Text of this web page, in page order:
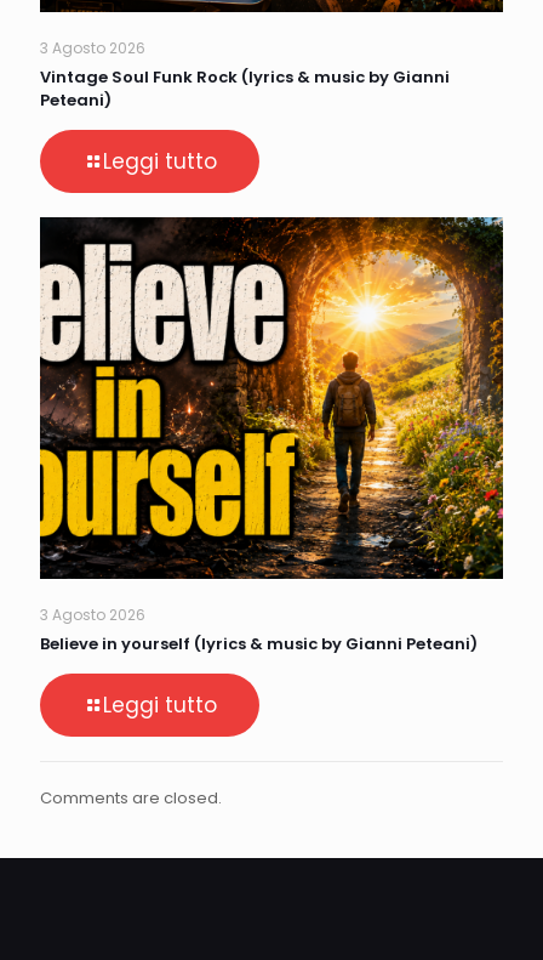
3 Agosto 2026
Vintage Soul Funk Rock (lyrics & music by Gianni
Peteani)
Leggi tutto
3 Agosto 2026
Believe in yourself (lyrics & music by Gianni Peteani)
Leggi tutto
Comments are closed.